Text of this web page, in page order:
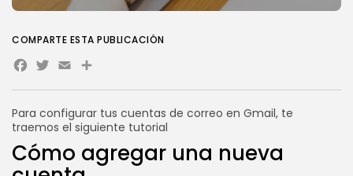
PORSEBASTIÁN PINEDA 23 JULIO, 2026
Novedades
WooCommerce en VPS:
rendimiento, velocidad y...
Para configurar tus cuentas de correo en Gmail, te
traemos el siguiente tutorial
Cómo agregar una nueva
COMPARTE ESTA PUBLICACIÓN
Facebook
Twitter
EmailShare